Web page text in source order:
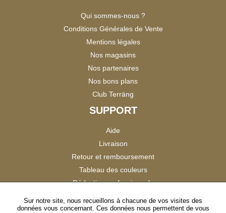
Qui sommes-nous ?
Conditions Générales de Vente
Mentions légales
Nos magasins
Nos partenaires
Nos bons plans
Club Terräng
SUPPORT
Aide
Livraison
Retour et remboursement
Tableau des couleurs
Réduction professionnels
Satisfaction Clients
Sur notre site, nous recueillons à chacune de vos visites des
données vous concernant. Ces données nous permettent de vous